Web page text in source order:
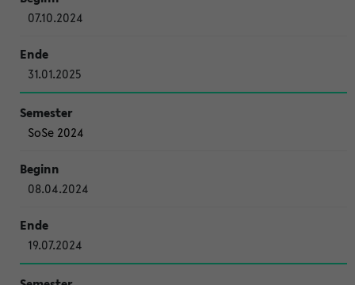
07.10.2024
31.01.2025
SoSe 2024
08.04.2024
19.07.2024